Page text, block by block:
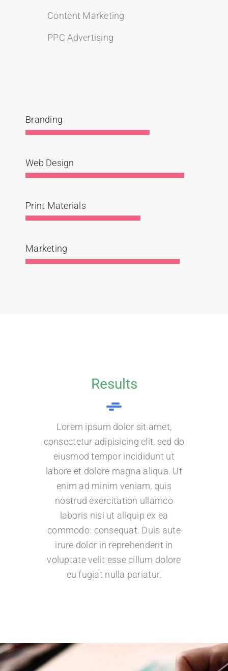
Content Marketing
PPC Advertising
Branding
Web Design
Print Materials
Marketing
Results
Lorem ipsum dolor sit amet,
consectetur adipisicing elit, sed do
eiusmod tempor incididunt ut
labore et dolore magna aliqua. Ut
enim ad minim veniam, quis
nostrud exercitation ullamco
laboris nisi ut aliquip ex ea
commodo: consequat. Duis aute
irure dolor in reprehenderit in
voluptate velit esse cillum dolore
eu fugiat nulla pariatur.